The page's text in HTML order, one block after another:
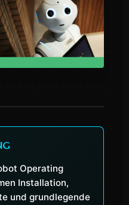
Operating
Installation,
und grundlegende